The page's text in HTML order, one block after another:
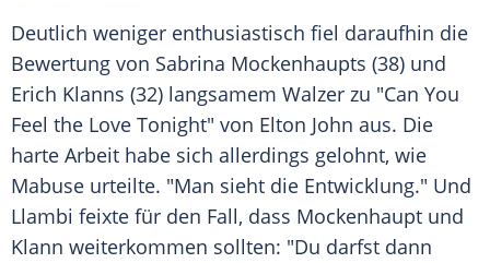
Deutlich weniger enthusiastisch fiel daraufhin die
Bewertung von Sabrina Mockenhaupts (38) und
Erich Klanns (32) langsamem Walzer zu "Can You
Feel the Love Tonight" von Elton John aus. Die
harte Arbeit habe sich allerdings gelohnt, wie
Mabuse urteilte. "Man sieht die Entwicklung." Und
Llambi feixte für den Fall, dass Mockenhaupt und
Klann weiterkommen sollten: "Du darfst dann